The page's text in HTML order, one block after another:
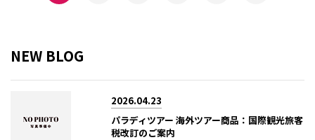
NEW BLOG
2026.04.23
パラディツアー 海外ツアー商品：国際観光旅客
税改訂のご案内